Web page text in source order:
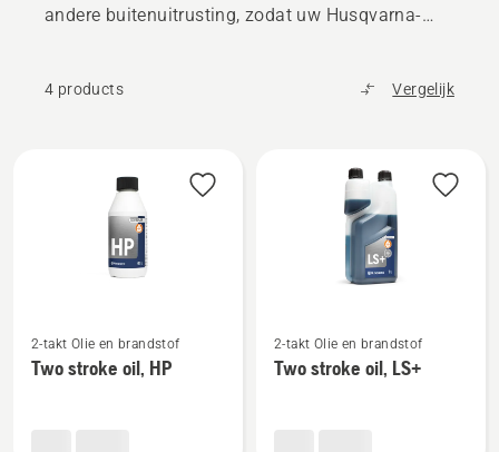
andere buitenuitrusting, zodat uw Husqvarna-
4 products Vergelijk
producten
meer
details
2-takt Olie en brandstof
Two stroke oil, HP
meer
details
2-takt Olie en brandstof
Two stroke oil, LS+